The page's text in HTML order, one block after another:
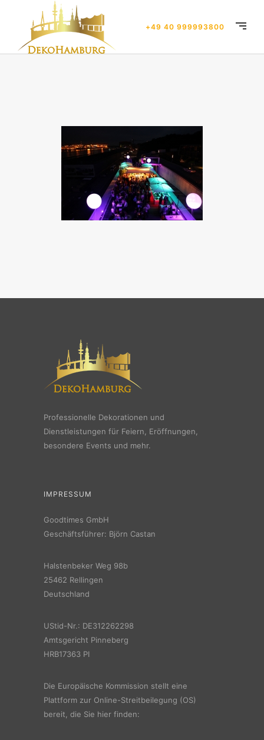
+49 40 999993800
Professionelle Dekorationen und
Dienstleistungen für Feiern, Eröffnungen,
besondere Events und mehr.
IMPRESSUM
Goodtimes GmbH
Geschäftsführer: Björn Castan
Halstenbeker Weg 98b
25462 Rellingen
Deutschland
UStid-Nr.: DE312262298
Amtsgericht Pinneberg
HRB17363 PI
Die Europäische Kommission stellt eine
Plattform zur Online-Streitbeilegung (OS)
bereit, die Sie hier finden: